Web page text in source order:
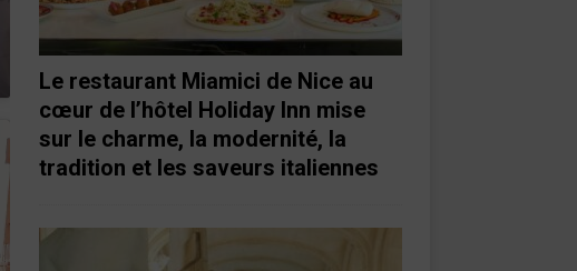
Le restaurant Miamici de Nice au
cœur de l’hôtel Holiday Inn mise
sur le charme, la modernité, la
tradition et les saveurs italiennes